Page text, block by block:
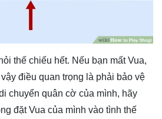
thế chiếu hết. Nếu bạn mất Vua,
điều quan trọng là phải bảo vệ
chuyển quân cờ của mình, hãy
đặt Vua của mình vào tình thế